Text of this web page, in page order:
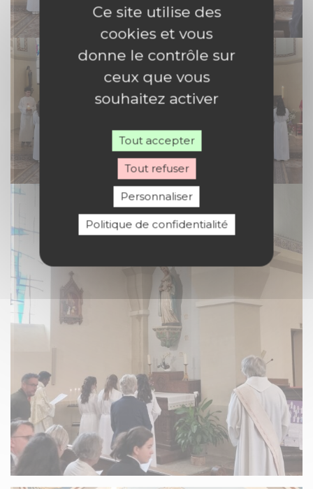
Ce site utilise des
cookies et vous
donne le contrôle sur
ceux que vous
souhaitez activer
Tout accepter
Tout refuser
Personnaliser
Politique de confidentialité